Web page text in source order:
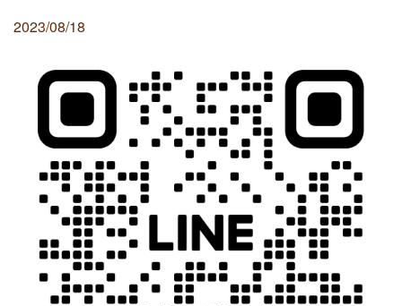
2023/08/18